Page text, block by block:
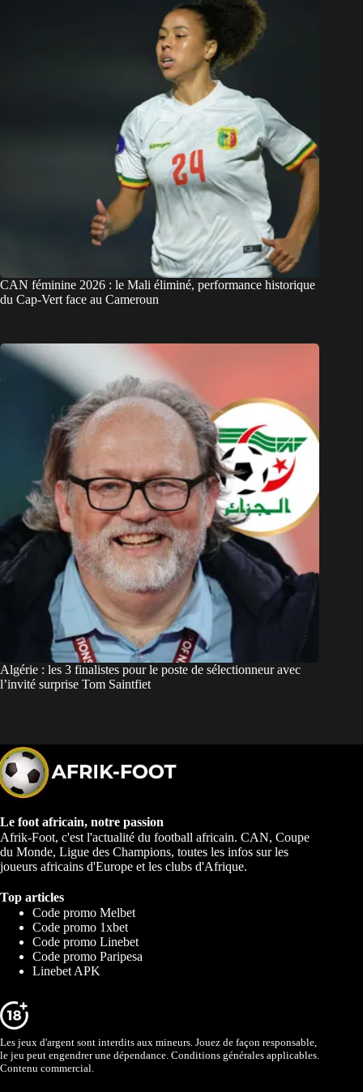
CAN féminine 2026 : le Mali éliminé, performance historique
du Cap-Vert face au Cameroun
Algérie : les 3 finalistes pour le poste de sélectionneur avec
l’invité surprise Tom Saintfiet
Le foot africain, notre passion
Afrik-Foot, c'est l'actualité du football africain. CAN, Coupe
du Monde, Ligue des Champions, toutes les infos sur les
joueurs africains d'Europe et les clubs d'Afrique.
Top articles
Code promo Melbet
Code promo 1xbet
Code promo Linebet
Code promo Paripesa
Linebet APK
Les jeux d'argent sont interdits aux mineurs. Jouez de façon responsable,
le jeu peut engendrer une dépendance. Conditions générales applicables.
Contenu commercial.